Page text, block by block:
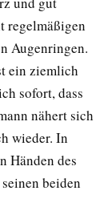
regelmäßigen
Augenringen.
ein ziemlich
sofort, dass
nähert sich
wieder. In
Händen des
beiden